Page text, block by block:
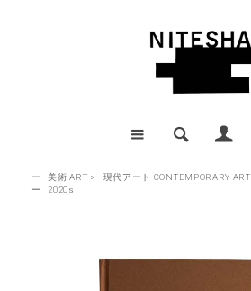
ー 美術 ART >
現代アート CONTEMPORARY ART
ー
2020s